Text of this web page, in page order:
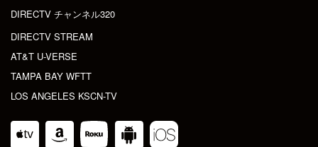
DIRECTV チャンネル320
DIRECTV STREAM
AT&T U-VERSE
TAMPA BAY WFTT
LOS ANGELES KSCN-TV